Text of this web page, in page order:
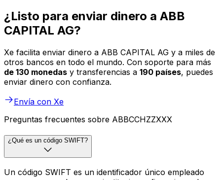
¿Listo para enviar dinero a ABB
CAPITAL AG?
Xe facilita enviar dinero a ABB CAPITAL AG y a miles de
otros bancos en todo el mundo. Con soporte para más
de 130 monedas y transferencias a 190 países, puedes
enviar dinero con confianza.
Envía con Xe
Preguntas frecuentes sobre ABBCCHZZXXX
¿Qué es un código SWIFT?
Un código SWIFT es un identificador único empleado